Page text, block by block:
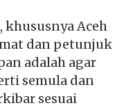
khususnya Aceh
dan petunjuk
adalah agar
semula dan
sesuai